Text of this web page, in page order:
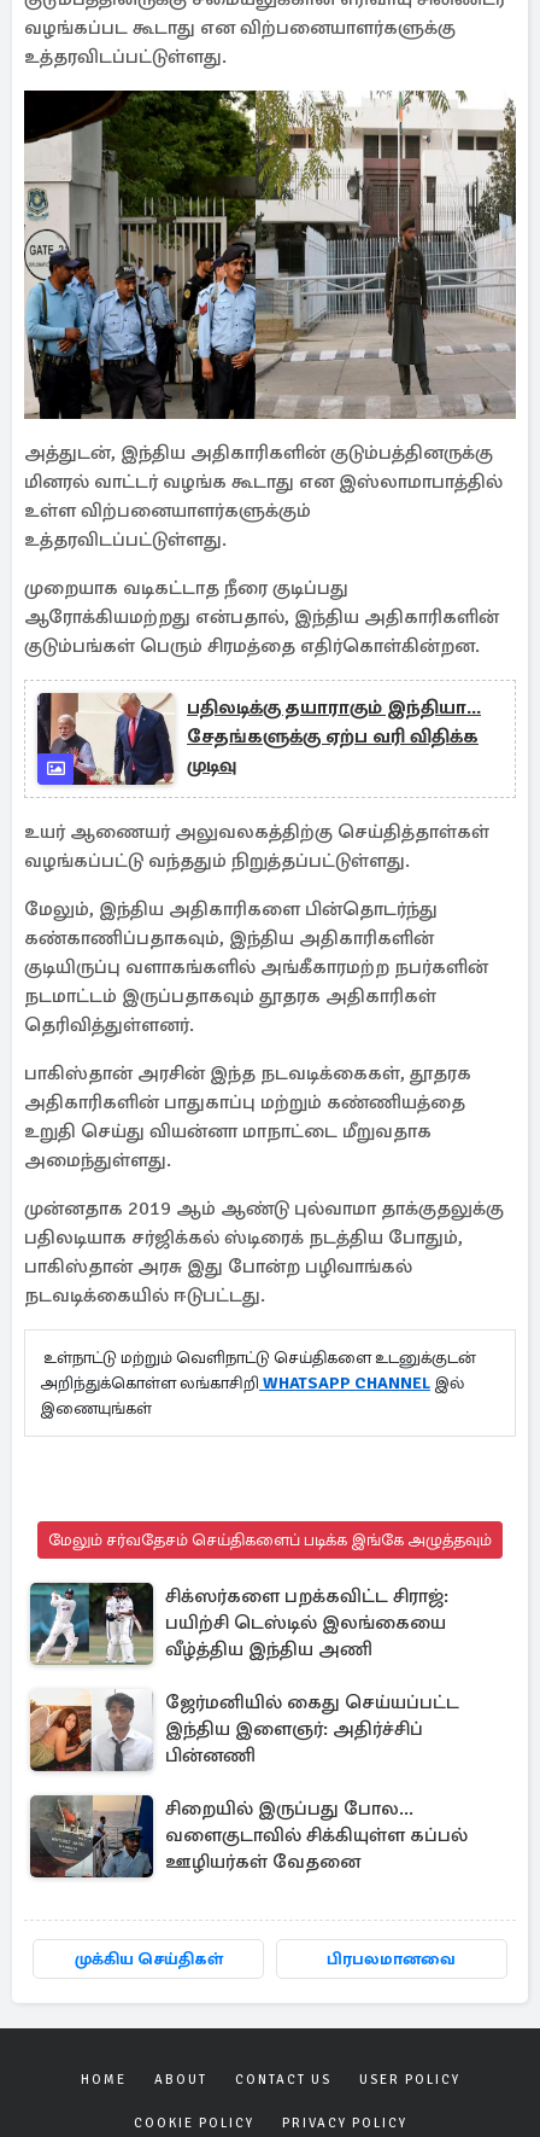
வழங்கப்பட கூடாது என விற்பனையாளர்களுக்கு
உத்தரவிடப்பட்டுள்ளது.
அத்துடன், இந்திய அதிகாரிகளின் குடும்பத்தினருக்கு
மினரல் வாட்டர் வழங்க கூடாது என இஸ்லாமாபாத்தில்
உள்ள விற்பனையாளர்களுக்கும்
உத்தரவிடப்பட்டுள்ளது.
முறையாக வடிகட்டாத நீரை குடிப்பது
ஆரோக்கியமற்றது என்பதால், இந்திய அதிகாரிகளின்
குடும்பங்கள் பெரும் சிரமத்தை எதிர்கொள்கின்றன.
பதிலடிக்கு தயாராகும் இந்தியா...
சேதங்களுக்கு ஏற்ப வரி விதிக்க
முடிவு
உயர் ஆணையர் அலுவலகத்திற்கு செய்தித்தாள்கள்
வழங்கப்பட்டு வந்ததும் நிறுத்தப்பட்டுள்ளது.
மேலும், இந்திய அதிகாரிகளை பின்தொடர்ந்து
கண்காணிப்பதாகவும், இந்திய அதிகாரிகளின்
குடியிருப்பு வளாகங்களில் அங்கீகாரமற்ற நபர்களின்
நடமாட்டம் இருப்பதாகவும் தூதரக அதிகாரிகள்
தெரிவித்துள்ளனர்.
பாகிஸ்தான் அரசின் இந்த நடவடிக்கைகள், தூதரக
அதிகாரிகளின் பாதுகாப்பு மற்றும் கண்ணியத்தை
உறுதி செய்து வியன்னா மாநாட்டை மீறுவதாக
அமைந்துள்ளது.
முன்னதாக 2019 ஆம் ஆண்டு புல்வாமா தாக்குதலுக்கு
பதிலடியாக சர்ஜிக்கல் ஸ்டிரைக் நடத்திய போதும்,
பாகிஸ்தான் அரசு இது போன்ற பழிவாங்கல்
நடவடிக்கையில் ஈடுபட்டது.
உள்நாட்டு மற்றும் வெளிநாட்டு செய்திகளை உடனுக்குடன்
அறிந்துக்கொள்ள லங்காசிறி WHATSAPP CHANNEL இல்
இணையுங்கள்
மேலும் சர்வதேசம் செய்திகளைப் படிக்க இங்கே அழுத்தவும்
சிக்ஸர்களை பறக்கவிட்ட சிராஜ்:
பயிற்சி டெஸ்டில் இலங்கையை
வீழ்த்திய இந்திய அணி
ஜேர்மனியில் கைது செய்யப்பட்ட
இந்திய இளைஞர்: அதிர்ச்சிப்
பின்னணி
சிறையில் இருப்பது போல...
வளைகுடாவில் சிக்கியுள்ள கப்பல்
ஊழியர்கள் வேதனை
முக்கிய செய்திகள் பிரபலமானவை
HOME ABOUT CONTACT US USER POLICY
COOKIE POLICY PRIVACY POLICY